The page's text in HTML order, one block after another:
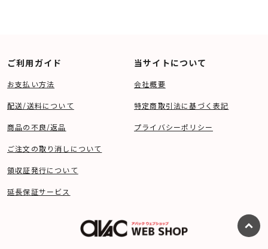
ご利用ガイド
お支払い方法
配送/送料について
商品の不良/返品
ご注文の取り消しについて
領収証発行について
延長保証サービス
当サイトについて
会社概要
特定商取引法に基づく表記
プライバシーポリシー